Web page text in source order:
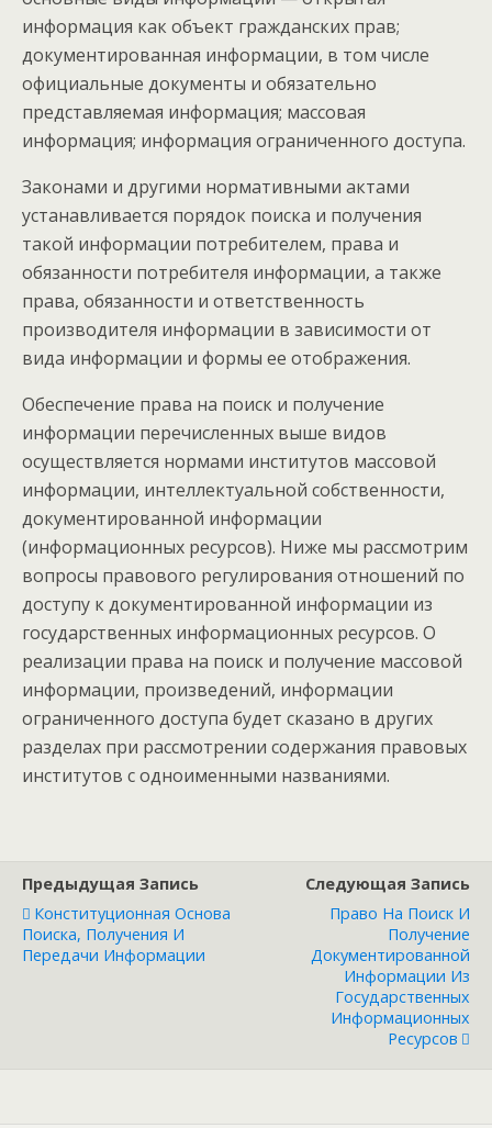
информация как объект гражданских прав;
документированная информации, в том числе
официальные документы и обязательно
представляемая информация; массовая
информация; информация ограниченного доступа.
Законами и другими нормативными актами
устанавливается порядок поиска и получения
такой информации потребителем, права и
обязанности потребителя информации, а также
права, обязанности и ответственность
производителя информации в зависимости от
вида информации и формы ее отображения.
Обеспечение права на поиск и получение
информации перечисленных выше видов
осуществляется нормами институтов массовой
информации, интеллектуальной собственности,
документированной информации
(информационных ресурсов). Ниже мы рассмотрим
вопросы правового регулирования отношений по
доступу к документированной информации из
государственных информационных ресурсов. О
реализации права на поиск и получение массовой
информации, произведений, информации
ограниченного доступа будет сказано в других
разделах при рассмотрении содержания правовых
институтов с одноименными названиями.
Предыдущая Запись
Конституционная Основа
Поиска, Получения И
Передачи Информации
Следующая Запись
Право На Поиск И
Получение
Документированной
Информации Из
Государственных
Информационных
Ресурсов